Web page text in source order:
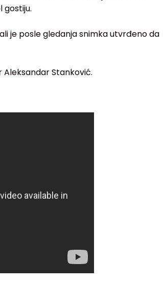
gostiju.
je posle gledanja snimka utvrđeno da
Aleksandar Stanković.